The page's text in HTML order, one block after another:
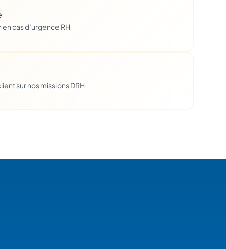
cas d’urgence RH
sur nos missions DRH